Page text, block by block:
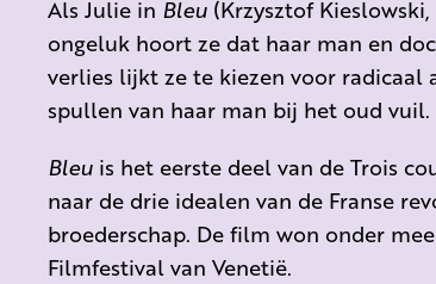
Als Julie in Bleu (Krzysztof
ongeluk hoort ze dat haar man en
verlies lijkt ze te kiezen voor radicaal
spullen van haar man bij het oud
Bleu is het eerste deel van de Trois
naar de drie idealen van de Franse
broederschap. De film won onder
Filmfestival van Venetië.